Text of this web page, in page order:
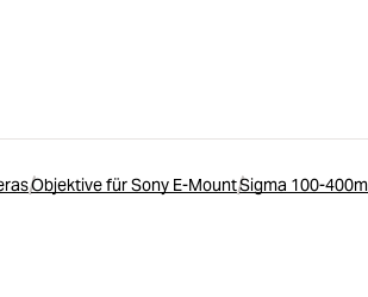
Objektive für Sony E-MountSigma 100-